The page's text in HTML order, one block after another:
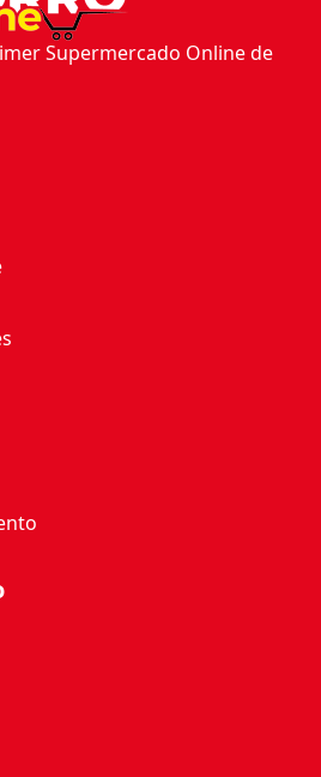
Supermercado Online de